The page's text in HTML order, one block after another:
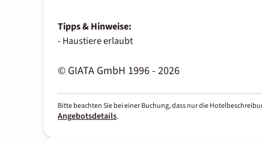
Tipps & Hinweise:
- Haustiere erlaubt
© GIATA GmbH 1996 - 2026
Bitte beachten Sie bei einer Buchung, dass nur die
Angebotsdetails.